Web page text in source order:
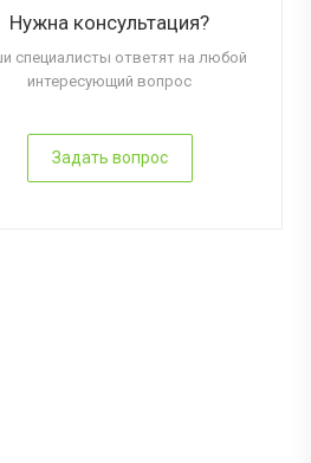
Нужна консультация?
специалисты ответят на любой
интересующий вопрос
Задать вопрос